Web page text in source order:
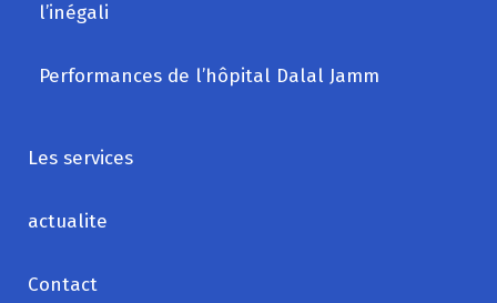
l’inégali
Performances de l’hôpital Dalal Jamm
Les services
actualite
Contact